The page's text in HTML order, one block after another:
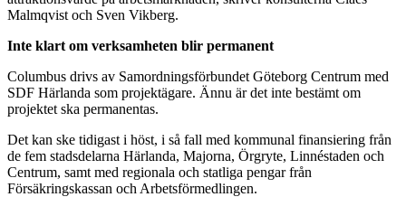
Malmqvist och Sven Vikberg.
Inte klart om verksamheten blir permanent
Columbus drivs av Samordningsförbundet Göteborg Centrum med
SDF Härlanda som projektägare. Ännu är det inte bestämt om
projektet ska permanentas.
Det kan ske tidigast i höst, i så fall med kommunal finansiering från
de fem stadsdelarna Härlanda, Majorna, Örgryte, Linnéstaden och
Centrum, samt med regionala och statliga pengar från
Försäkringskassan och Arbetsförmedlingen.